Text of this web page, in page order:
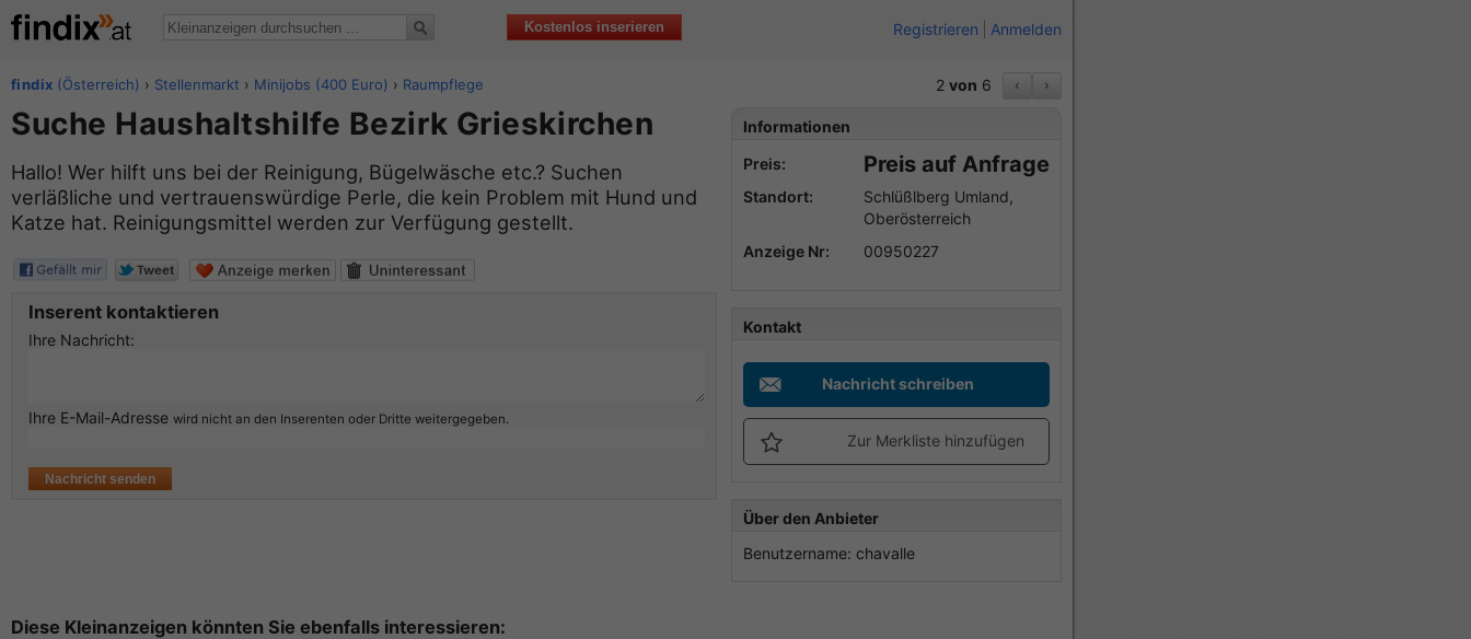
Kostenlos inserieren Registrieren Anmelden
findix (Österreich) › Stellenmarkt › Minijobs (400 Euro) › Raumpflege 2 von 6 ‹ ›
Suche Haushaltshilfe Bezirk Grieskirchen
Hallo! Wer hilft uns bei der Reinigung, Bügelwäsche etc.? Suchen
verläßliche und vertrauenswürdige Perle, die kein Problem mit Hund und
Katze hat. Reinigungsmittel werden zur Verfügung gestellt.
Inserent kontaktieren
Ihre Nachricht:
Ihre E-Mail-Adresse wird nicht an den Inserenten oder Dritte weitergegeben.
Informationen
Preis:
Preis auf Anfrage
Standort:
Schlüßlberg Umland,
Oberösterreich
Anzeige Nr:
00950227
Kontakt
Nachricht schreiben
Zur Merkliste hinzufügen
Über den Anbieter
Benutzername: chavalle
Diese Kleinanzeigen könnten Sie ebenfalls interessieren: